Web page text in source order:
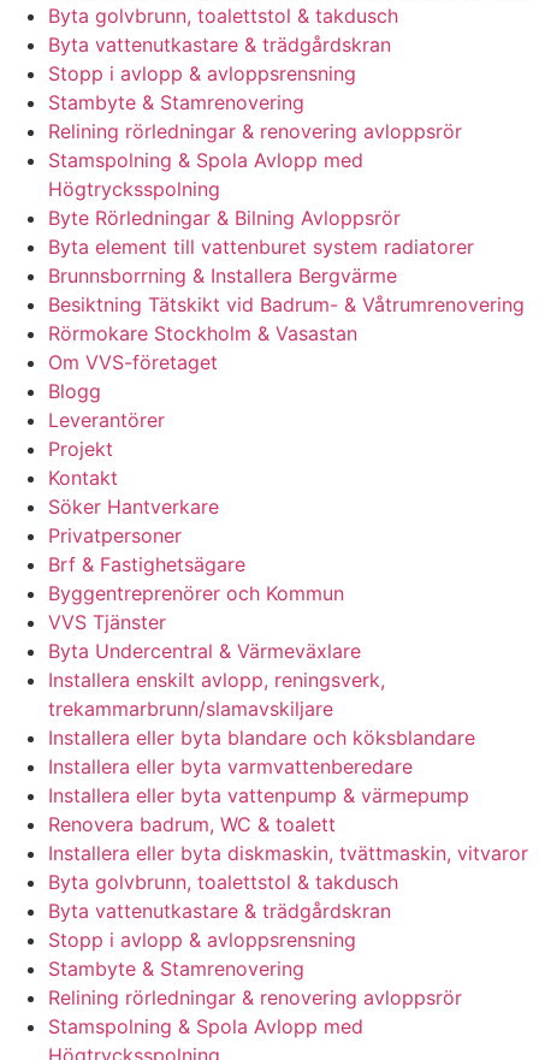
Byta golvbrunn, toalettstol & takdusch
Byta vattenutkastare & trädgårdskran
Stopp i avlopp & avloppsrensning
Stambyte & Stamrenovering
Relining rörledningar & renovering avloppsrör
Stamspolning & Spola Avlopp med
Högtrycksspolning
Byte Rörledningar & Bilning Avloppsrör
Byta element till vattenburet system radiatorer
Brunnsborrning & Installera Bergvärme
Besiktning Tätskikt vid Badrum- & Våtrumrenovering
Rörmokare Stockholm & Vasastan
Om VVS-företaget
Blogg
Leverantörer
Projekt
Kontakt
Söker Hantverkare
Privatpersoner
Brf & Fastighetsägare
Byggentreprenörer och Kommun
VVS Tjänster
Byta Undercentral & Värmeväxlare
Installera enskilt avlopp, reningsverk,
trekammarbrunn/slamavskiljare
Installera eller byta blandare och köksblandare
Installera eller byta varmvattenberedare
Installera eller byta vattenpump & värmepump
Renovera badrum, WC & toalett
Installera eller byta diskmaskin, tvättmaskin, vitvaror
Byta golvbrunn, toalettstol & takdusch
Byta vattenutkastare & trädgårdskran
Stopp i avlopp & avloppsrensning
Stambyte & Stamrenovering
Relining rörledningar & renovering avloppsrör
Stamspolning & Spola Avlopp med
Högtrycksspolning